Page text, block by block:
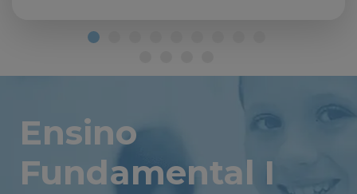
Ensino
Fundamental I